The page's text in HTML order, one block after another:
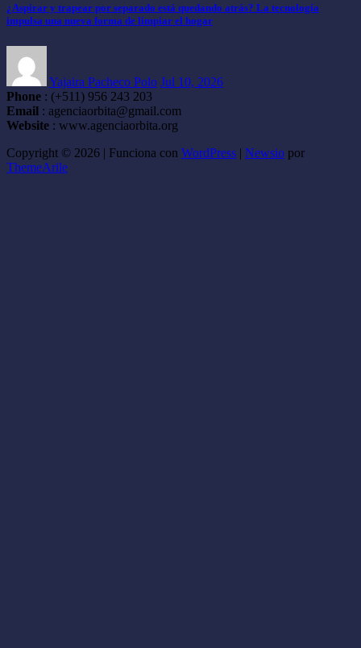
¿Aspirar y trapear por separado está quedando atrás? La tecnología
impulsa una nueva forma de limpiar el hogar
Yajaira Pacheco Polo Jul 10, 2026
Phone : (+511) 956 243 203
Email : agenciaorbita@gmail.com
Website : www.agenciaorbita.org
Copyright © 2026 | Funciona con WordPress | Newsio por
ThemeArile